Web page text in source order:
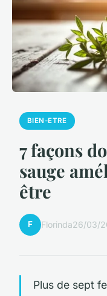
BIEN-ETRE
7 façons
sauge
être
F Florinda26/03/
Plus de sept